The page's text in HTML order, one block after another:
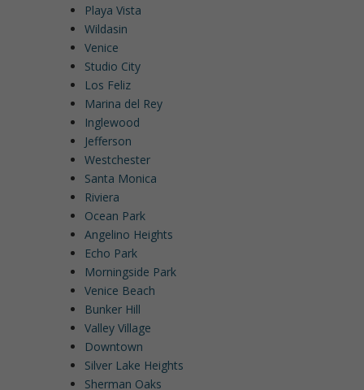
Playa Vista
Wildasin
Venice
Studio City
Los Feliz
Marina del Rey
Inglewood
Jefferson
Westchester
Santa Monica
Riviera
Ocean Park
Angelino Heights
Echo Park
Morningside Park
Venice Beach
Bunker Hill
Valley Village
Downtown
Silver Lake Heights
Sherman Oaks